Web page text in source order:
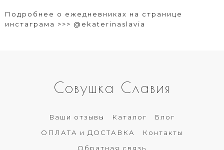
Подробнее о ежедневниках на странице
инстаграма >>> @ekaterinaslavia
Совушка Славия
Ваши отзывы Каталог
Блог
ОПЛАТА и ДОСТАВКА
Контакты
Обратная связь